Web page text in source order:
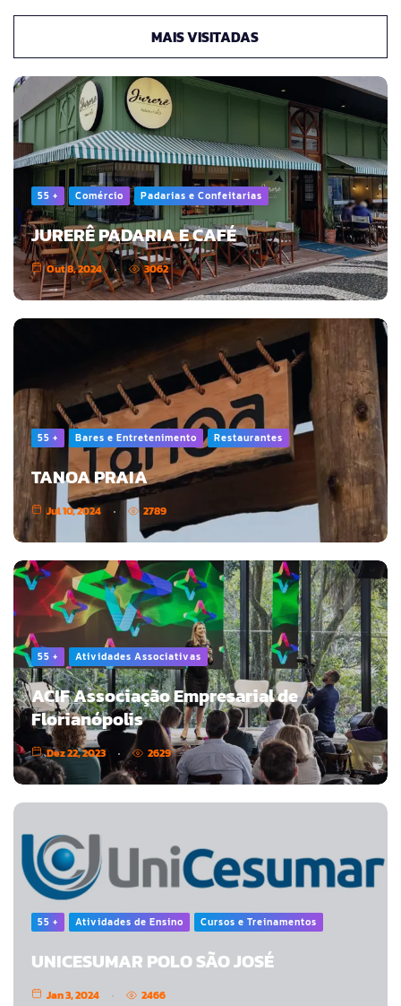
MAIS VISITADAS
55 + Comércio Padarias e Confeitarias
JURERÊ PADARIA E CAFÉ
Out 8, 2024 3062
55 + Bares e Entretenimento Restaurantes
TANOA PRAIA
Jul 10, 2024 2789
55 + Atividades Associativas
ACIF Associação Empresarial de
Florianópolis
Dez 22, 2023 2629
55 + Atividades de Ensino Cursos e Treinamentos
UNICESUMAR POLO SÃO JOSÉ
Jan 3, 2024 2466